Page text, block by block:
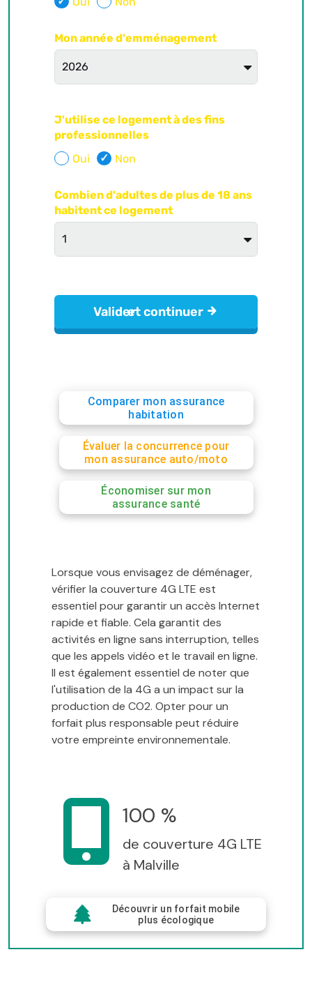
Comparer mon assurance
habitation
Évaluer la concurrence pour
mon assurance auto/moto
Économiser sur mon
assurance santé
Lorsque vous envisagez de déménager,
vérifier la couverture 4G LTE est
essentiel pour garantir un accès Internet
rapide et fiable. Cela garantit des
activités en ligne sans interruption, telles
que les appels vidéo et le travail en ligne.
Il est également essentiel de noter que
l'utilisation de la 4G a un impact sur la
production de CO2. Opter pour un
forfait plus responsable peut réduire
votre empreinte environnementale.
100 %
de couverture 4G LTE
à Malville
Découvrir un forfait mobile
plus écologique